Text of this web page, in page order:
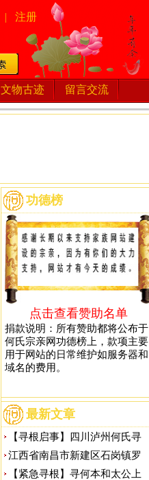
| 注册
文物古迹 留言交流
功德榜
点击查看赞助名单
捐款说明：所有赞助都将公布于
何氏宗亲网功德榜上，款项主要
用于网站的日常维护如服务器和
域名的费用。
最新文章
【寻根启事】四川泸州何氏寻
江西省南昌市新建区石岗镇罗
【紧急寻根】寻何本和太公上